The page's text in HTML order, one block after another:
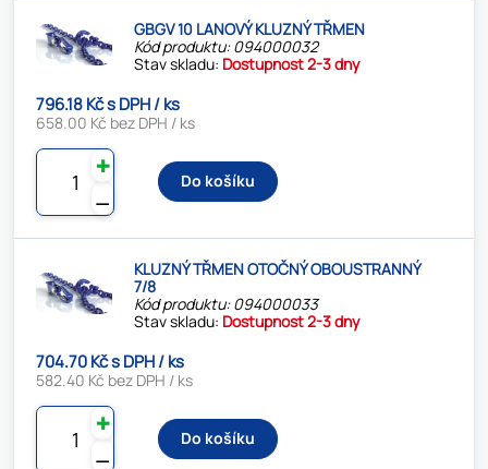
GBGV 10 LANOVÝ KLUZNÝ TŘMEN
Kód produktu: 094000032
Stav skladu: Dostupnost 2-3 dny
796.18 Kč s DPH / ks
658.00 Kč bez DPH / ks
⚊
✚
Do košíku
KLUZNÝ TŘMEN OTOČNÝ OBOUSTRANNÝ
7/8
Kód produktu: 094000033
Stav skladu: Dostupnost 2-3 dny
704.70 Kč s DPH / ks
582.40 Kč bez DPH / ks
⚊
✚
Do košíku